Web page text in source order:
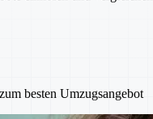
besten Umzugsangebot